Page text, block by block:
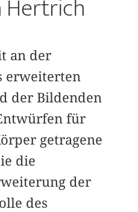
an der
erweiterten
der Bildenden
für
getragene
die
der
des